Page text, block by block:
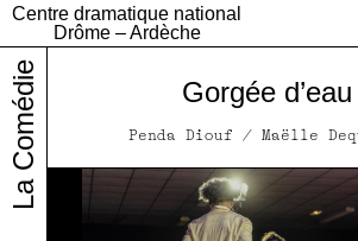
Centre dramatique national
Drôme – Ardèche Infos pratiques
Gorgée d’eau
Penda Diouf / Maëlle
La Comédie